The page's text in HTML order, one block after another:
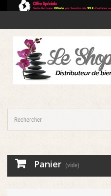
Panier (vide)